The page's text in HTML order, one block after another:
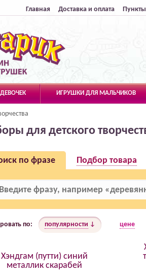
Главная Доставка и оплата
ИГРУШКИ ДЛЯ МАЛЬЧИКОВ
для детского
по фразе Подбор товара
по: популярности цене
Хэндгам (путти) синий
металлик скарабей